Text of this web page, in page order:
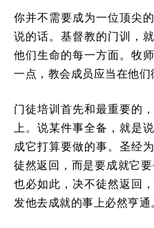
你并不需要成为一位顶尖
说的话。基督教的门训，
他们生命的每一方面。牧
一点，教会成员应当在他们
门徒培训首先和最重要的
上。说某件事全备，就是
成它打算要做的事。圣经
徒然返回，而是要成就它
也必如此，决不徒然返回
发他去成就的事上必然亨通